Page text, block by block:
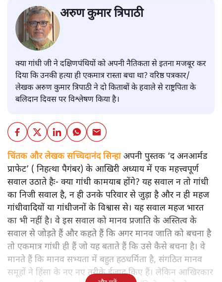
अरुण कुमार त्रिपाठी
क्या गांधी जी ने दक्षिणपंथियों को अपनी नैतिकता से इतना मजबूर कर
दिया कि उनकी हत्या ही एकमात्र रास्ता बचा था? वरिष्ठ पत्रकार/
लेखक अरुण कुमार त्रिपाठी ने दो किताबों के हवाले से राष्ट्रपिता के
बलिदान दिवस पर विश्लेषण किया है।
चिंतक और लेखक सच्चिदानंद सिन्हाअपनी पुस्तक ‘द अनआर्मड
प्राफेट’ ( निहत्था पैगंबर) के आखिरी अध्याय में एक महत्त्वपूर्ण
सवाल उठाते हैः- क्या गांधी कामयाब होंगे? यह सवाल न तो गांधी
का निजी सवाल है, न ही उनके परिवार से जुड़ा है और न ही महज
गांधीवादियों या गांधीजनों के विश्वास से। यह सवाल महज भारत
का भी नहीं है। वे इस सवाल को मानव प्रजाति के अस्तित्व के
सवाल से जोड़ते हैं और कहते हैं कि अगर मानव जाति को बचना है
तो एकमात्र गांधी ही हैं जो यह बताते हैं कि उसे कैसे बचना है। वे
मानते हैं कि मानव सभ्यता में बहुत हठधर्मिता है, संगठित मानव
समूहों ने हिंसा के नए नए तरीके ईजाद किए हैं। लेकिन आखिरकार